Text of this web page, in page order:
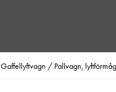
Gaffellyftvagn / Pallvagn,